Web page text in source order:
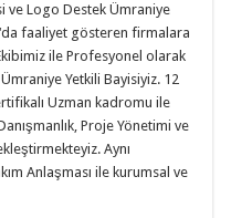
ve Logo Destek Ümraniye
faaliyet gösteren firmalara
ile Profesyonel olarak
Yetkili Bayisiyiz. 12
Uzman kadromu ile
Proje Yönetimi ve
Aynı
Anlaşması ile kurumsal ve